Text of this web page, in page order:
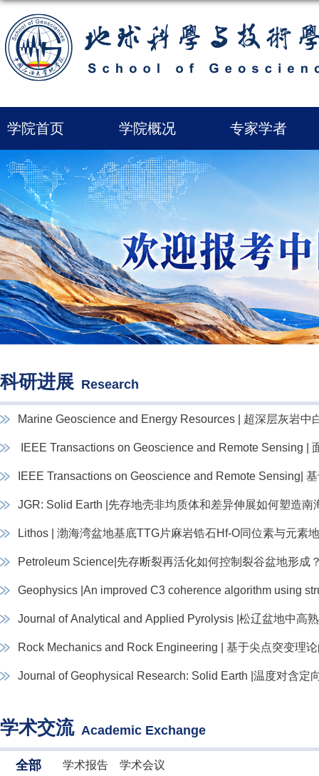
学院首页 学院概况 专家学者
科研进展 Research
Marine Geoscience and Energy Resources | 超深层灰岩中
IEEE Transactions on Geoscience and Remote Sensing |
IEEE Transactions on Geoscience and Remote Sensing|
JGR: Solid Earth |先存地壳非均质体和差异伸展如何塑造南
Lithos | 渤海湾盆地基底TTG片麻岩锆石Hf-O同位素与元素
Petroleum Science|先存断裂再活化如何控制裂谷盆地形
7...
Geophysics |An improved C3 coherence algorithm using
Journal of Analytical and Applied Pyrolysis |松辽盆地中高
Rock Mechanics and Rock Engineering | 基于尖点突变理
Journal of Geophysical Research: Solid Earth |温度对含定
全部 学术报告 学术会议
学术交流 Academic Exchange